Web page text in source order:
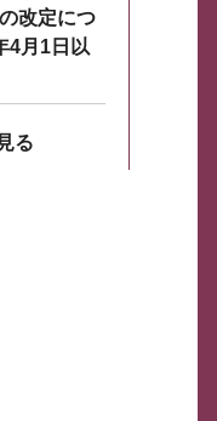
改定につ
4月1日以
る